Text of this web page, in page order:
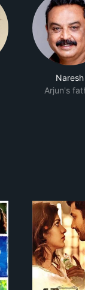
Naresh
Arjun's